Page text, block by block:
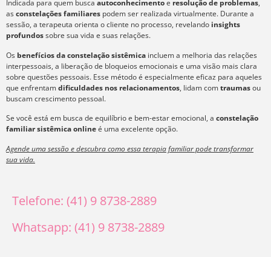
Indicada para quem busca autoconhecimentoe resolução de problemas,
asconstelações familiares podem ser realizada virtualmente. Durante a
sessão, a terapeuta orienta o cliente no processo, revelando insights
profundossobre sua vida e suas relações.
Os benefícios da constelação sistêmica incluem a melhoria das relações
interpessoais, a liberação de bloqueios emocionais e uma visão mais clara
sobre questões pessoais. Esse método é especialmente eficaz para aqueles
que enfrentamdificuldades nos relacionamentos, lidam comtraumasou
buscam crescimento pessoal.
Se você está em busca de equilíbrio e bem-estar emocional, a constelação
familiar sistêmica onlineé uma excelente opção.
Agende uma sessão e descubra como essa terapia familiar pode transformar
sua vida.
Telefone: (41) 9 8738-2889
Whatsapp: (41) 9 8738-2889